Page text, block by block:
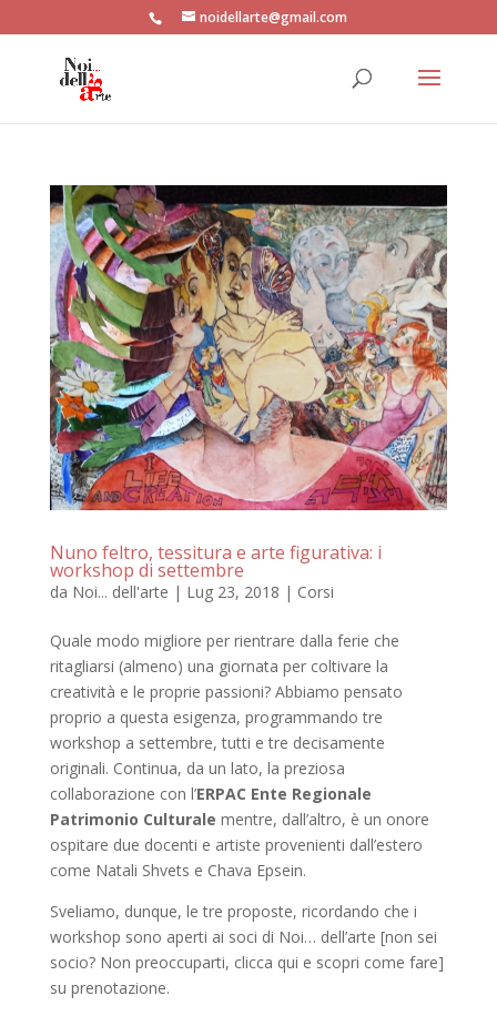
noidellarte@gmail.com
Nuno feltro, tessitura e arte figurativa: i
workshop di settembre
da Noi... dell'arte | Lug 23, 2018 | Corsi
Quale modo migliore per rientrare dalla ferie che
ritagliarsi (almeno) una giornata per coltivare la
creatività e le proprie passioni? Abbiamo pensato
proprio a questa esigenza, programmando tre
workshop a settembre, tutti e tre decisamente
originali. Continua, da un lato, la preziosa
collaborazione con l’ERPAC Ente Regionale
Patrimonio Culturale mentre, dall’altro, è un onore
ospitare due docenti e artiste provenienti dall’estero
come Natali Shvets e Chava Epsein.
Sveliamo, dunque, le tre proposte, ricordando che i
workshop sono aperti ai soci di Noi… dell’arte [non sei
socio? Non preoccuparti, clicca qui e scopri come fare]
su prenotazione.